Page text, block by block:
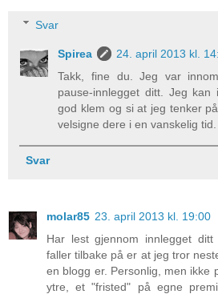
Svar
Spirea
24. april 2013 kl.
Takk, fine du. Jeg var
pause-innlegget ditt. Jeg
god klem og si at jeg tenker
velsigne dere i en vanskelig
Svar
molar85 23. april 2013 kl. 19:00
Har lest gjennom innlegget
faller tilbake på er at jeg tror
en blogg er. Personlig, men ikke
ytre, et "fristed" på egne